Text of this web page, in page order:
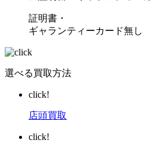
証明書・
ギャランティーカード無し
選べる買取方法
click!
店頭買取
click!